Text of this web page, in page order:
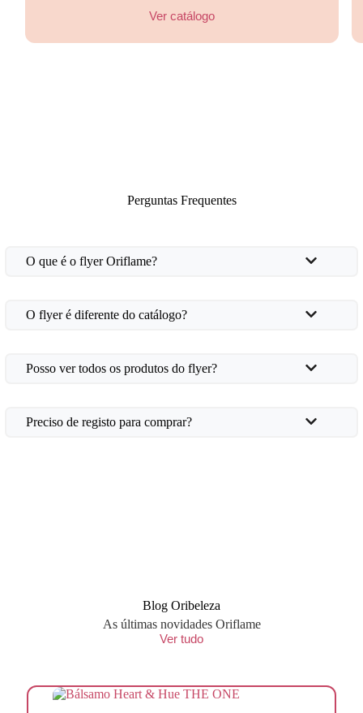
Ver catálogo
Perguntas Frequentes
O que é o flyer Oriflame?
O flyer é diferente do catálogo?
Posso ver todos os produtos do flyer?
Preciso de registo para comprar?
Blog Oribeleza
As últimas novidades Oriflame
Ver tudo